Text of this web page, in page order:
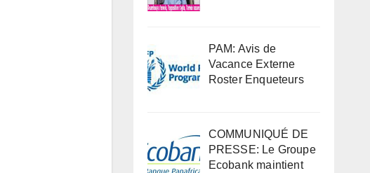
PAM: Avis de
Vacance Externe
Roster Enqueteurs
COMMUNIQUÉ DE
PRESSE: Le Groupe
Ecobank maintient